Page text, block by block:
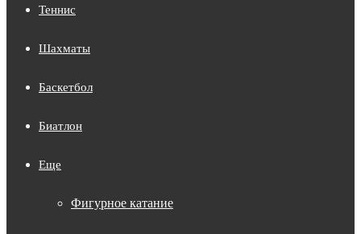
Теннис
Шахматы
Баскетбол
Биатлон
Еще
Фигурное катание